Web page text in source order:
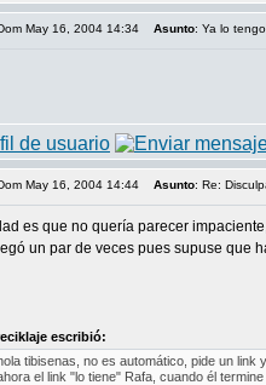
May 16, 2004 14:34 Asunto: Ya lo tengo
May 16, 2004 14:44 Asunto: Re:
es que no quería parecer
un par de veces pues supuse que
escribió:
tibisenas, no es automático, pide un link
el link "lo tiene" Rafa, cuando él